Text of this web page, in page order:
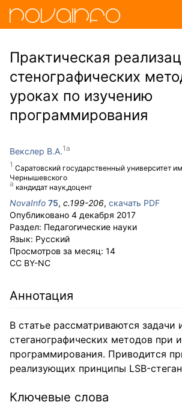
Практическая
стенографических
уроках по изучению
программирования
Векслер В.А.
Саратовский государственный университет
Чернышевского
кандидат наук,доцент
NovaInfo 75, с.199-206, скачать PDF
Опубликовано 4 декабря 2017
Раздел: Педагогические науки
Язык: Русский
Просмотров за месяц: 14
CC BY-NC
Аннотация
В статье рассматриваются задачи
стеганографических методов при
программирования. Приводится
реализующих принципы LSB-
Ключевые слова